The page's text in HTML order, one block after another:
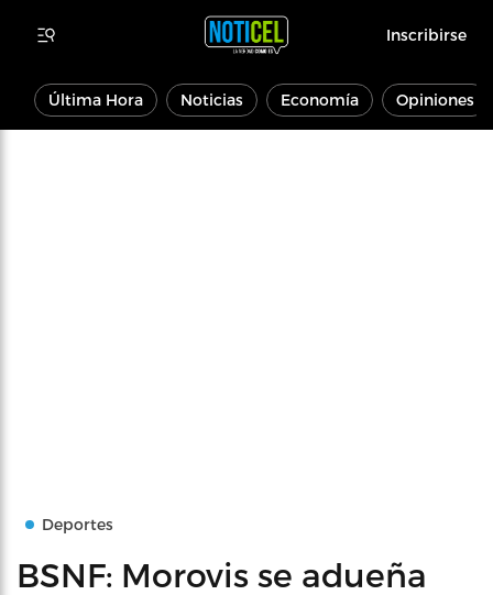
Inscribirse
Última Hora Noticias Economía Opiniones
Deportes
BSNF: Morovis se adueña